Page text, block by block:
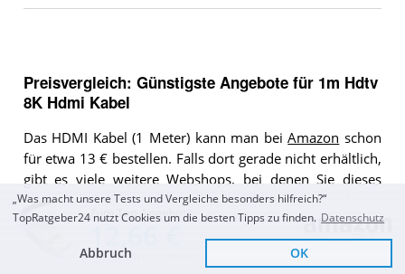
Zum Top Angebot
KOSTENLOSE LIEFERUNG
Preisvergleich: Günstigste Angebote für 1m Hdtv
8K Hdmi Kabel
Das HDMI Kabel (1 Meter) kann man beiAmazon schon
für etwa 13 € bestellen. Falls dort gerade nicht erhältlich,
gibt es viele weitere Webshops, bei denen Sie dieses
HDMI Kabel (1 Meter) bestellen können. Das 1m Hdtv 8K
Hdmi Kabel können Sie aktuell in unserem Preisvergleich
„Was macht unsere Tests und Vergleiche besonders hilfreich?“
TopRatgeber24 nutzt Cookies um die besten Tipps zu finden. Datenschutz
Abbruch OK